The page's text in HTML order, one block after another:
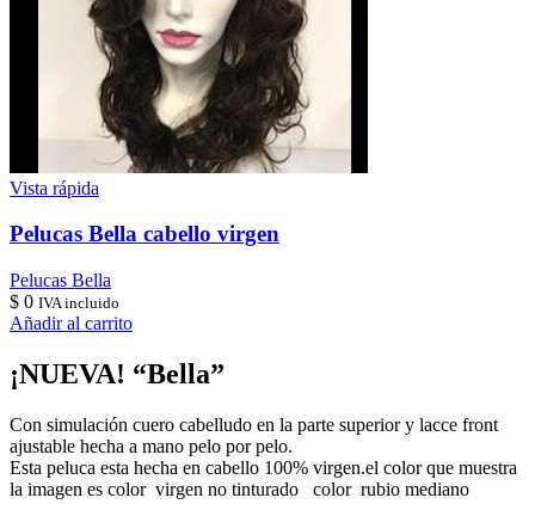
Vista rápida
Pelucas Bella cabello virgen
Pelucas Bella
$ 0 IVA incluido
Añadir al carrito
¡NUEVA! “Bella”
Con simulación cuero cabelludo en la parte superior y lacce front
ajustable hecha a mano pelo por pelo.
Esta peluca esta hecha en cabello 100% virgen.el color que muestra
la imagen es color virgen no tinturado color rubio mediano